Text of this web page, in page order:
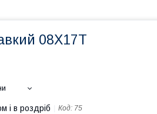
08Х17Т
і в роздріб Код: 75